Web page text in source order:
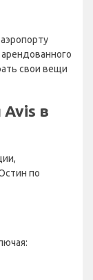
свои вещи
в
по